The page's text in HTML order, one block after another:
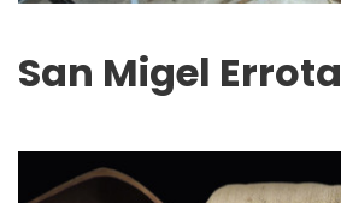
San Migel Errota